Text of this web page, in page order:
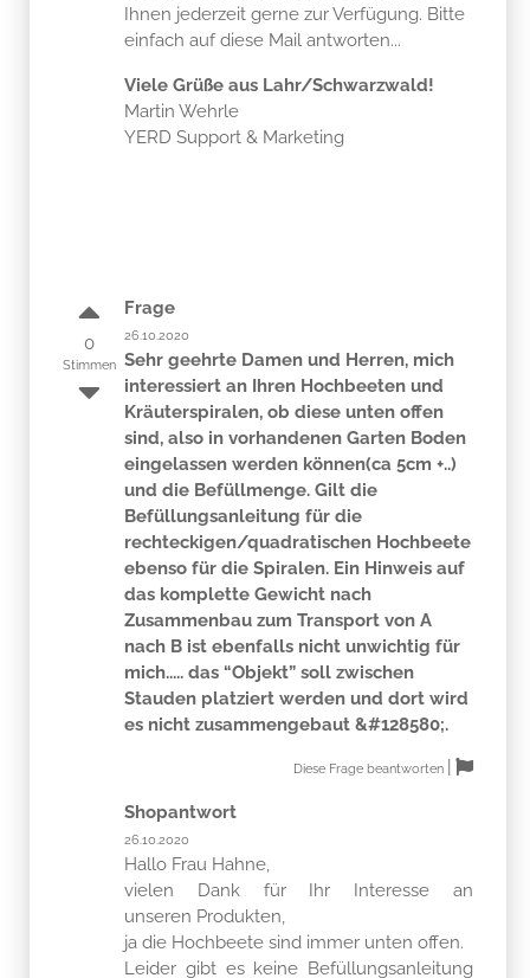
Viele Grüße aus Lahr/Schwarzwald!
YERD Support & Marketing
Stimmen
Sehr geehrte Damen und Herren, mich
interessiert an Ihren Hochbeeten und
Kräuterspiralen, ob diese unten offen
sind, also in vorhandenen Garten Boden
eingelassen werden können(ca 5cm +..)
und die Befüllmenge. Gilt die
Befüllungsanleitung für die
rechteckigen/quadratischen Hochbeete
ebenso für die Spiralen. Ein Hinweis auf
das komplette Gewicht nach
Zusammenbau zum Transport von A
nach B ist ebenfalls nicht unwichtig für
mich..... das “Objekt” soll zwischen
Stauden platziert werden und dort wird
es nicht zusammengebaut &#128580;.
|
Hallo Frau Hahne,
vielen Dank für Ihr Interesse an
unseren Produkten,
ja die Hochbeete sind immer unten offen.
Leider gibt es keine Befüllungsanleitung
wir können Ihnen aber gerne die
Montageanleitung von dem Produkt